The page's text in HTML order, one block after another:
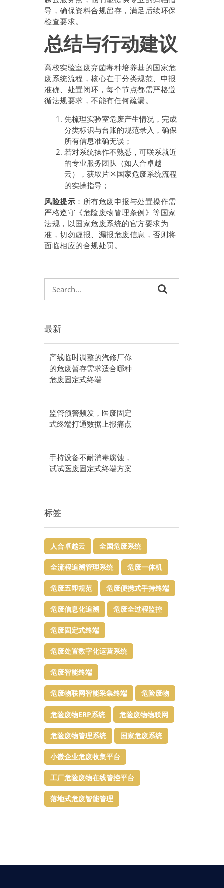
导，确保资料合规留存，满足后续环保
检查要求。
总结与行动建议
高校实验室废弃菌毒种培养基的国家危
废系统流程，核心在于分类规范、申报
准确、处置闭环，每个节点都需严格遵
循法规要求，不能有任何疏漏。
先梳理实验室危废产生情况，完成
分类标识与台账的规范录入，确保
所有信息准确无误；
若对系统操作不熟悉，可联系就近
的专业服务团队（如人合卓越
云），获取片区国家危废系统流程
的实操指导；
风险提示 ：所有危废申报与处置操作需
严格遵守《危险废物管理条例》等国家
法规，以国家危废系统的官方要求为
准，切勿虚报、漏报危废信息，否则将
面临相应的合规处罚。
最新
产线临时调整的汽修厂你
的危废暂存需求适合哪种
危废固定式终端
监管预警频发，医废固定
式终端打通数据上报痛点
手持设备不耐消毒腐蚀，
试试医废固定式终端方案
标签
人合卓越云 全国危废系统
全流程追溯管理系统 危废一体机
危废五即规范 危废便携式手持终端
危废信息化追溯 危废全过程监控
危废固定式终端
危废处置数字化运营系统
危废智能终端
危废物联网智能采集终端 危险废物
危险废物ERP系统 危险废物物联网
危险废物管理系统 国家危废系统
小微企业危废收集平台
工厂危险废物在线管控平台
落地式危废智能管理